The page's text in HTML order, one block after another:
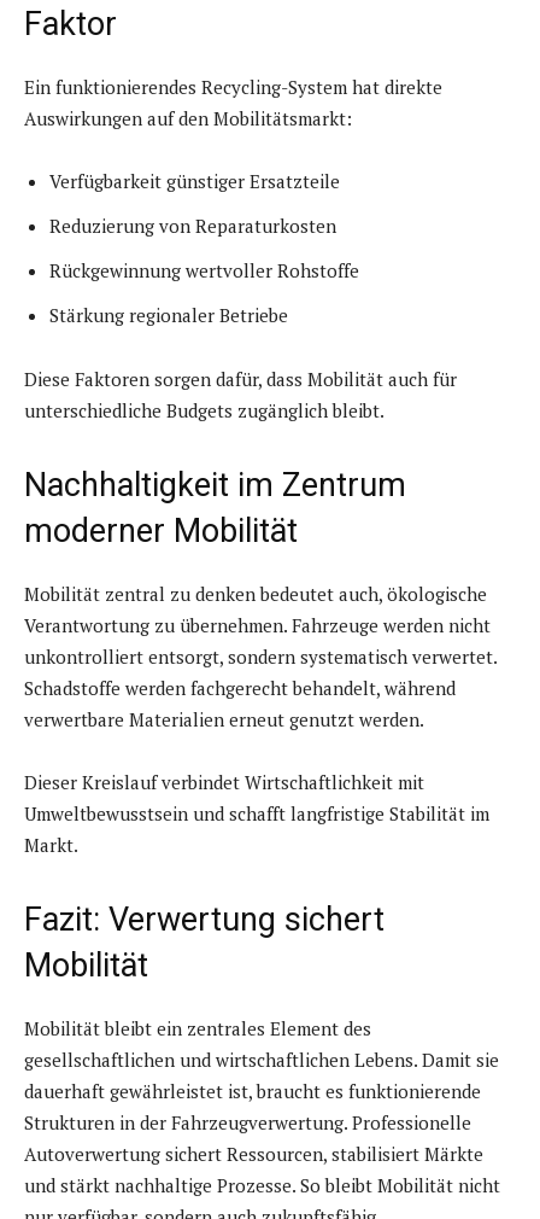
Faktor
Ein funktionierendes Recycling-System hat direkte
Auswirkungen auf den Mobilitätsmarkt:
Verfügbarkeit günstiger Ersatzteile
Reduzierung von Reparaturkosten
Rückgewinnung wertvoller Rohstoffe
Stärkung regionaler Betriebe
Diese Faktoren sorgen dafür, dass Mobilität auch für
unterschiedliche Budgets zugänglich bleibt.
Nachhaltigkeit im Zentrum
moderner Mobilität
Mobilität zentral zu denken bedeutet auch, ökologische
Verantwortung zu übernehmen. Fahrzeuge werden nicht
unkontrolliert entsorgt, sondern systematisch verwertet.
Schadstoffe werden fachgerecht behandelt, während
verwertbare Materialien erneut genutzt werden.
Dieser Kreislauf verbindet Wirtschaftlichkeit mit
Umweltbewusstsein und schafft langfristige Stabilität im
Markt.
Fazit: Verwertung sichert
Mobilität
Mobilität bleibt ein zentrales Element des
gesellschaftlichen und wirtschaftlichen Lebens. Damit sie
dauerhaft gewährleistet ist, braucht es funktionierende
Strukturen in der Fahrzeugverwertung. Professionelle
Autoverwertung sichert Ressourcen, stabilisiert Märkte
und stärkt nachhaltige Prozesse. So bleibt Mobilität nicht